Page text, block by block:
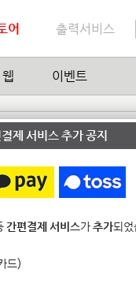
어 출력서비스
이벤트
slide_bar
제 서비스 추가 공지
간편결제 서비스가추가되
드)